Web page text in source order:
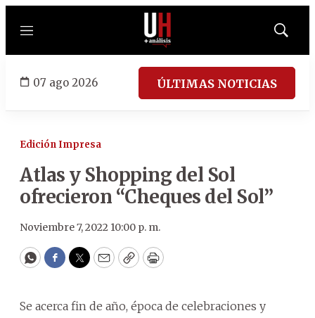
Menú
Mostrar
07 ago 2026 ÚLTIMAS NOTICIAS
Edición Impresa
Atlas y Shopping del Sol
ofrecieron “Cheques del Sol”
Noviembre 7, 2022 10:00 p. m.
WhatsApp
Facebook
Twitter
EmailCopyPrint
Se acerca fin de año, época de celebraciones y